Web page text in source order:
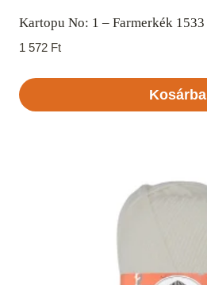
Kartopu No: 1 – Farmerkék 1533
1 572 Ft
Kosárba